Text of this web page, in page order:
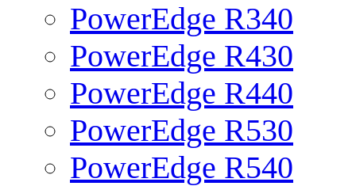
PowerEdge R340
PowerEdge R430
PowerEdge R440
PowerEdge R530
PowerEdge R540